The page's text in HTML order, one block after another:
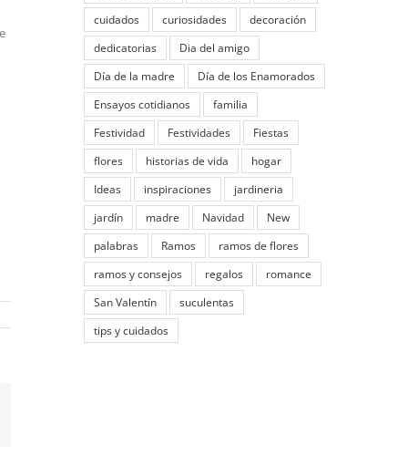
cuidados
curiosidades
decoración
dedicatorias
Dia del amigo
Día de la madre
Día de los Enamorados
Ensayos cotidianos
familia
Festividad
Festividades
Fiestas
flores
historias de vida
hogar
Ideas
inspiraciones
jardineria
jardín
madre Navidad
New
palabras
Ramos
ramos de flores
ramos y consejos
regalos
romance
San Valentín
suculentas
tips y cuidados